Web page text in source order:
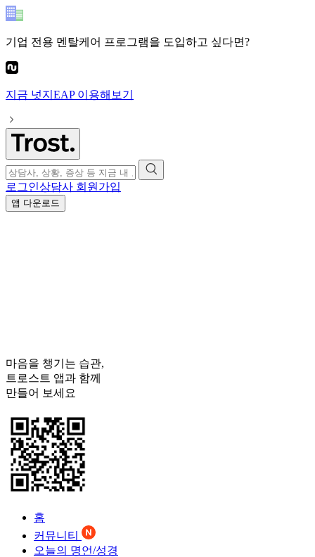
기업 전용 멘탈케어 프로그램을 도입하고 싶다면?
지금 넛지EAP이용해보기
로그인상담사 회원가입
앱 다운로드
마음을 챙기는 습관,
트로스트 앱과 함께
만들어 보세요
홈
커뮤니티
오늘의 명언/성경